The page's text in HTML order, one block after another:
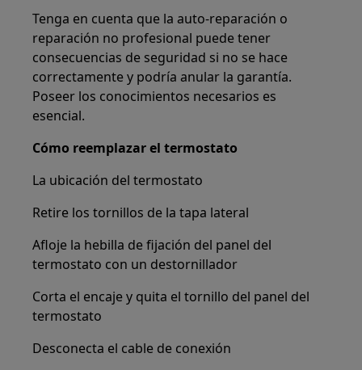
Tenga en cuenta que la auto-reparación o
reparación no profesional puede tener
consecuencias de seguridad si no se hace
correctamente y podría anular la garantía.
Poseer los conocimientos necesarios es
esencial.
Cómo reemplazar el termostato
La ubicación del termostato
Retire los tornillos de la tapa lateral
Afloje la hebilla de fijación del panel del
termostato con un destornillador
Corta el encaje y quita el tornillo del panel del
termostato
Desconecta el cable de conexión